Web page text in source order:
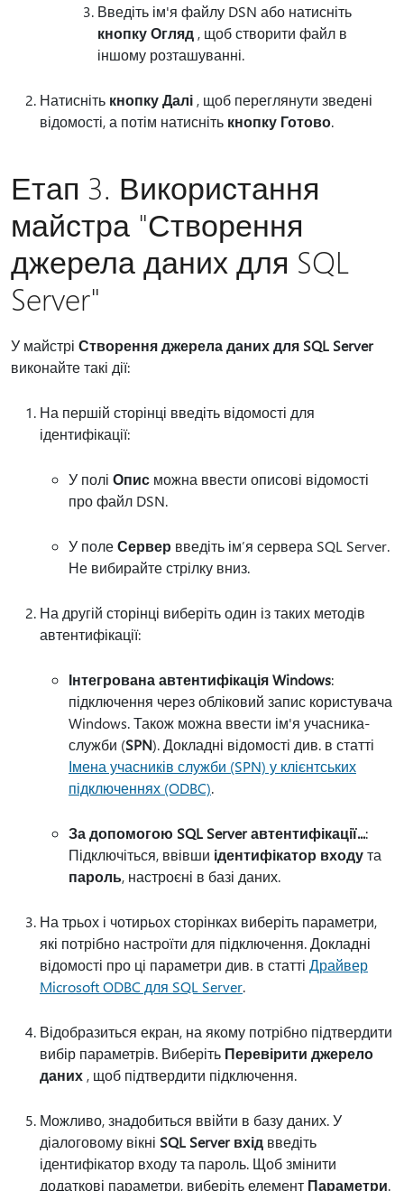
Введіть ім'я файлу DSN або натисніть
кнопку Огляд , щоб створити файл в
іншому розташуванні.
Натисніть кнопку Далі , щоб переглянути зведені
відомості, а потім натисніть кнопку Готово.
Етап 3. Використання
майстра "Створення
джерела даних для SQL
Server"
У майстрі Створення джерела даних для SQL Server
виконайте такі дії:
На першій сторінці введіть відомості для
ідентифікації:
У полі Опис можна ввести описові відомості
про файл DSN.
У полеСервер введіть ім’я сервера SQL Server.
Не вибирайте стрілку вниз.
На другій сторінці виберіть один із таких методів
автентифікації:
Інтегрована автентифікація Windows:
підключення через обліковий запис користувача
Windows. Також можна ввести ім'я учасника-
служби (SPN). Докладні відомості див. в статті
Імена учасників служби (SPN) у клієнтських
підключеннях (ODBC).
За допомогою SQL Server автентифікації...:
Підключіться, ввівши ідентифікатор входута
пароль, настроєні в базі даних.
На трьох і чотирьох сторінках виберіть параметри,
які потрібно настроїти для підключення. Докладні
відомості про ці параметри див. в статті Драйвер
Microsoft ODBC для SQL Server.
Відобразиться екран, на якому потрібно підтвердити
вибір параметрів. Виберіть Перевірити джерело
даних , щоб підтвердити підключення.
Можливо, знадобиться ввійти в базу даних. У
діалоговому вікні SQL Server вхід введіть
ідентифікатор входу та пароль. Щоб змінити
додаткові параметри, виберіть елемент Параметри.